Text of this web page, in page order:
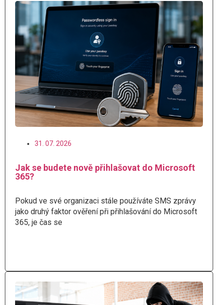
31. 07. 2026
Jak se budete nově přihlašovat do Microsoft
365?
Pokud ve své organizaci stále používáte SMS zprávy
jako druhý faktor ověření při přihlašování do Microsoft
365, je čas se